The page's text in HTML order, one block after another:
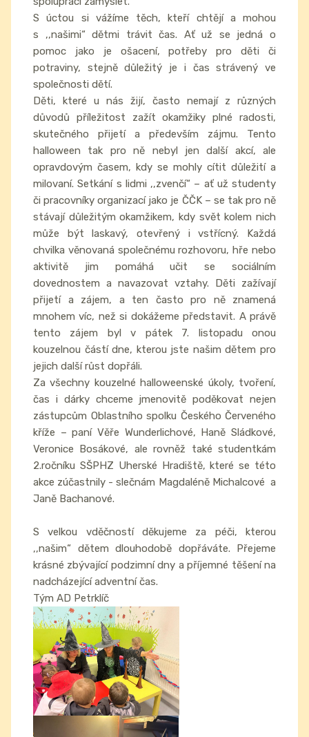
S úctou si vážíme těch, kteří chtějí a mohou
s ,,našimi“ dětmi trávit čas. Ať už se jedná o
pomoc jako je ošacení, potřeby pro děti či
potraviny, stejně důležitý je i čas strávený ve
společnosti dětí.
Děti, které u nás žijí, často nemají z různých
důvodů příležitost zažít okamžiky plné radosti,
skutečného přijetí a především zájmu. Tento
halloween tak pro ně nebyl jen další akcí, ale
opravdovým časem, kdy se mohly cítit důležití a
milovaní. Setkání s lidmi ,,zvenčí“ – ať už studenty
či pracovníky organizací jako je ČČK – se tak pro ně
stávají důležitým okamžikem, kdy svět kolem nich
může být laskavý, otevřený i vstřícný. Každá
chvilka věnovaná společnému rozhovoru, hře nebo
aktivitě jim pomáhá učit se sociálním
dovednostem a navazovat vztahy. Děti zažívají
přijetí a zájem, a ten často pro ně znamená
mnohem víc, než si dokážeme představit. A právě
tento zájem byl v pátek 7. listopadu onou
kouzelnou částí dne, kterou jste našim dětem pro
jejich další růst dopřáli.
Za všechny kouzelné halloweenské úkoly, tvoření,
čas i dárky chceme jmenovitě poděkovat nejen
zástupcům Oblastního spolku Českého Červeného
kříže – paní Věře Wunderlichové, Haně Sládkové,
Veronice Bosákové, ale rovněž také studentkám
2.ročníku SŠPHZ Uherské Hradiště, které se této
akce zúčastnily - slečnám Magdaléně Michalcové a
Janě Bachanové.
S velkou vděčností děkujeme za péči, kterou
,,našim“ dětem dlouhodobě dopřáváte. Přejeme
krásné zbývající podzimní dny a příjemné těšení na
nadcházející adventní čas.
Tým AD Petrklíč